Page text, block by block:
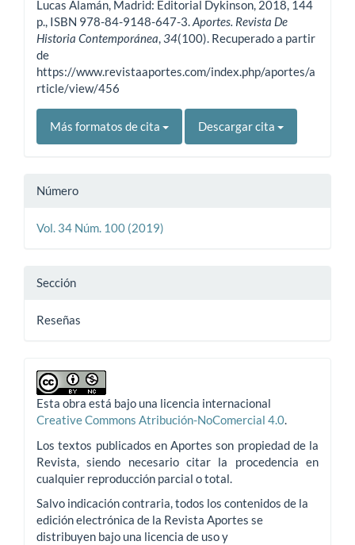
Lucas Alamán, Madrid: Editorial Dykinson, 2018, 144
p., ISBN 978-84-9148-647-3.Aportes. Revista De
Historia Contemporánea,34(100). Recuperado a partir
de
https://www.revistaaportes.com/index.php/aportes/a
rticle/view/456
Más formatos de cita Descargar cita
Número
Vol. 34 Núm. 100 (2019)
Sección
Reseñas
Esta obra está bajo una licencia internacional
Creative Commons Atribución-NoComercial 4.0.
Los textos publicados en Aportes son propiedad de la
Revista, siendo necesario citar la procedencia en
cualquier reproducción parcial o total.
Salvo indicación contraria, todos los contenidos de la
edición electrónica de la Revista Aportes se
distribuyen bajo una licencia de uso y